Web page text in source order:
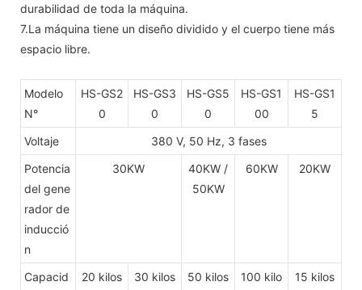
durabilidad de toda la máquina.
7.La máquina tiene un diseño dividido y el cuerpo tiene más
espacio libre.
Modelo
N°
HS-GS2
0
HS-GS3
0
HS-GS5
0
HS-GS1
00
HS-GS1
5
Voltaje
380 V, 50 Hz, 3 fases
Potencia
del gene
rador de
inducció
n
30KW
40KW /
50KW
60KW 20KW
Capacid
20 kilos 30 kilos 50 kilos
100 kilo
15 kilos